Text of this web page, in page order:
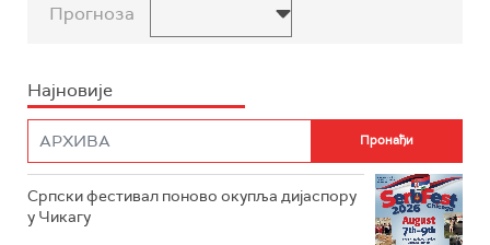
Прогноза
Најновије
Српски фестивал поново окупља дијаспору
у Чикагу